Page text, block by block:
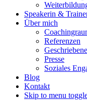
PraxisSpeakerin &
Über mich
Referenzen
Presse
Soziales
Blog
Kontakt
Skip to menu